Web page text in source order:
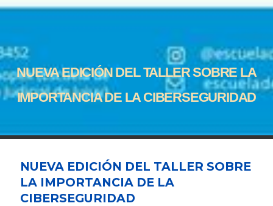
NUEVA EDICIÓN DEL TALLER SOBRE LA
IMPORTANCIA DE LA CIBERSEGURIDAD
NUEVA EDICIÓN DEL TALLER SOBRE
LA IMPORTANCIA DE LA
CIBERSEGURIDAD